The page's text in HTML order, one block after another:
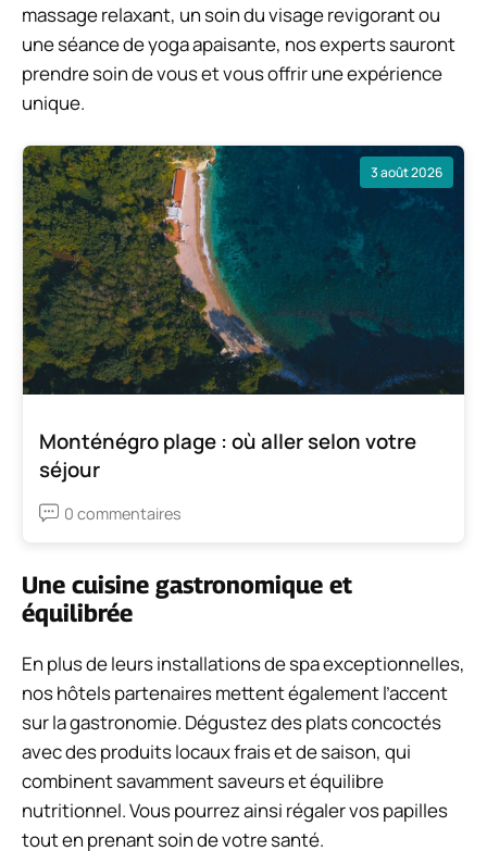
massage relaxant, un soin du visage revigorant ou
une séance de yoga apaisante, nos experts sauront
prendre soin de vous et vous offrir une expérience
unique.
3 août 2026
Monténégro plage : où aller selon votre
séjour
0 commentaires
Une cuisine gastronomique et
équilibrée
En plus de leurs installations de spa exceptionnelles,
nos hôtels partenaires mettent également l’accent
sur la gastronomie. Dégustez des plats concoctés
avec des produits locaux frais et de saison, qui
combinent savamment saveurs et équilibre
nutritionnel. Vous pourrez ainsi régaler vos papilles
tout en prenant soin de votre santé.